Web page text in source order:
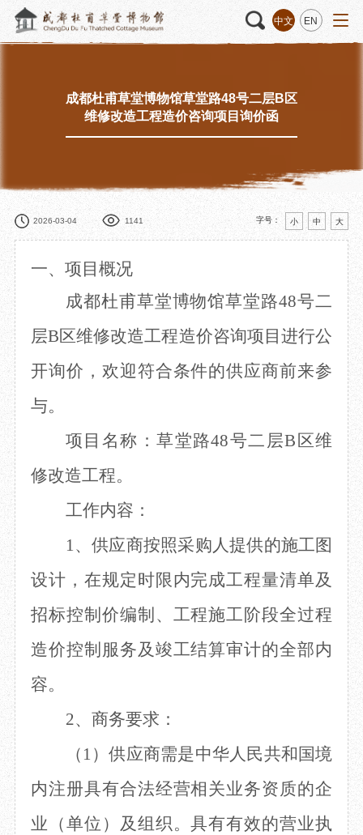
中文 EN
请
活动 “人日游草堂”系列文化活动 藏品
数字资源
捐赠名录
文创 杜甫草堂文创馆
数字文创
文创咨询
景点 正门
大廨
诗史堂
少陵草堂碑亭
大雅堂
草堂书院
千诗碑
成都杜甫草堂博物馆草堂路48号二层B区
维修改造工程造价咨询项目询价函
2026-03-04 1141 字号： 小 中 大
一、 项目概况
成都杜甫草堂博物馆草堂路48号二
层B区维修改造工程造价咨询项目进行公
开询价，欢迎符合条件的供应商前来参
与。
项目名称：草堂路48号二层B区维
修改造工程。
工作内容：
1、供应商按照采购人提供的施工图
设计，在规定时限内完成工程量清单及
招标控制价编制、工程施工阶段全过程
造价控制服务及竣工结算审计的全部内
容。
2、商务要求：
（1）供应商需是中华人民共和国境
内注册具有合法经营相关业务资质的企
业（单位）及组织。具有有效的营业执